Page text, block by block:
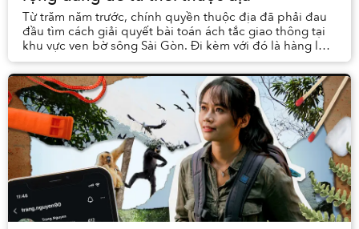
Từ trăm năm trước, chính quyền thuộc địa đã phải đau
đầu tìm cách giải quyết bài toán ách tắc giao thông tại
khu vực ven bờ sông Sài Gòn. Đi kèm với đó là hàng loạt
tham vọng lớn nhằm lột xác toàn bộ ...